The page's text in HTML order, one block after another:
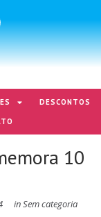
DESCONTOS
10
inSem categoria